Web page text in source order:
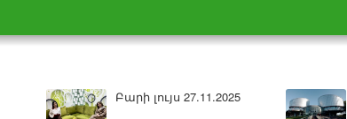
Բարի լույս 26.11.2025